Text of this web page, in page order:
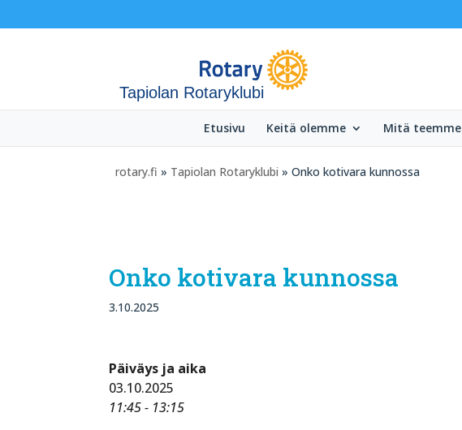
Tapiolan Rotaryklubi
Etusivu Keitä olemme Mitä teemme
rotary.fi » Tapiolan Rotaryklubi » Onko kotivara kunnossa
Onko kotivara kunnossa
3.10.2025
Päiväys ja aika
03.10.2025
11:45 - 13:15